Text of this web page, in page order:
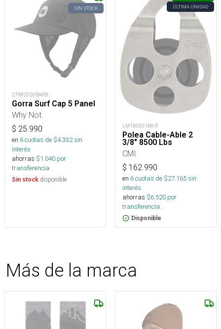
SIN STOCK
27982026BARB
Gorra Surf Cap 5 Panel
Why Not
$ 25.990
en 6cuotas de $4.332sin
interés
ahorras $1.040 por
transferencia.
Sin stock disponible
ÚLTIMA UNIDAD
LM150501BA-R
Polea Cable-Able 2
3/8" 8500 Lbs
CMI
$ 162.990
en 6cuotas de $27.165sin
interés
ahorras $6.520 por
transferencia.
Disponible
Más de la marca